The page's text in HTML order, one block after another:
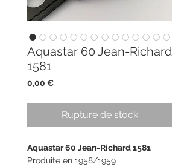
Aquastar 60 Jean-Richard
1581
0,00 €Prix
Rupture de stock
Aquastar 60 Jean-Richard 1581
Produite en 1958/1959